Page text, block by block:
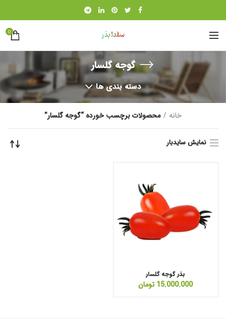
0
گوجه گلسار
دسته بندی ها
خانه محصولات برچسب خورده “گوجه گلسار”
نمایش سایدبار
بذر گوجه گلسار
15.000.000 تومان